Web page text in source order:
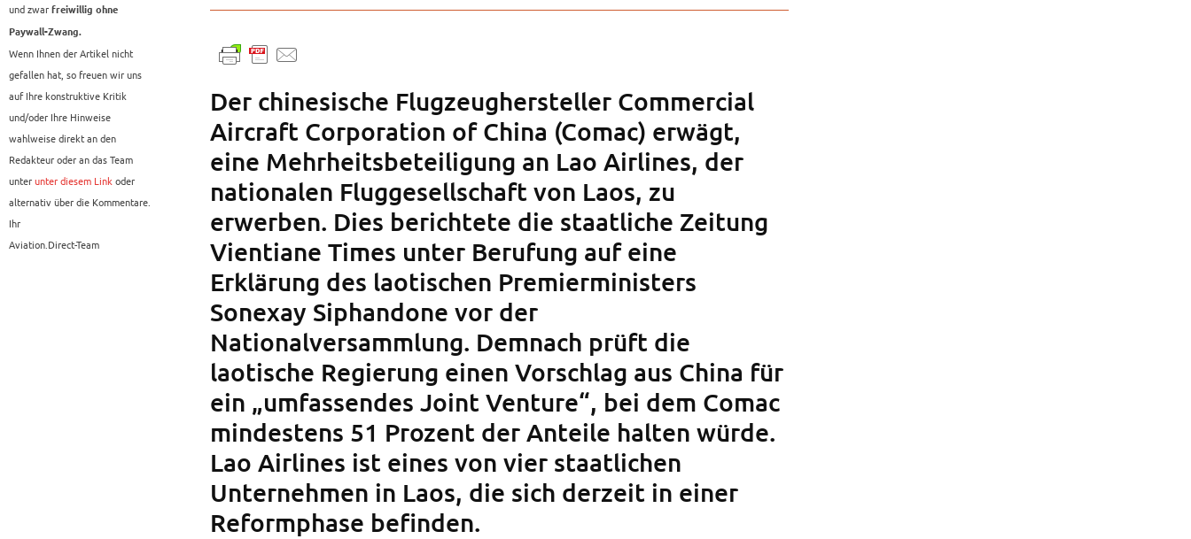
und zwar freiwillig ohne
Paywall-Zwang.
Wenn Ihnen der Artikel nicht
gefallen hat, so freuen wir uns
auf Ihre konstruktive Kritik
und/oder Ihre Hinweise
wahlweise direkt an den
Redakteur oder an das Team
unterunter diesem Linkoder
alternativ über die Kommentare.
Ihr
Aviation.Direct-Team
Der chinesische Flugzeughersteller Commercial
Aircraft Corporation of China (Comac) erwägt,
eine Mehrheitsbeteiligung an Lao Airlines, der
nationalen Fluggesellschaft von Laos, zu
erwerben. Dies berichtete die staatliche Zeitung
Vientiane Times unter Berufung auf eine
Erklärung des laotischen Premierministers
Sonexay Siphandone vor der
Nationalversammlung. Demnach prüft die
laotische Regierung einen Vorschlag aus China für
ein „umfassendes Joint Venture“, bei dem Comac
mindestens 51 Prozent der Anteile halten würde.
Lao Airlines ist eines von vier staatlichen
Unternehmen in Laos, die sich derzeit in einer
Reformphase befinden.